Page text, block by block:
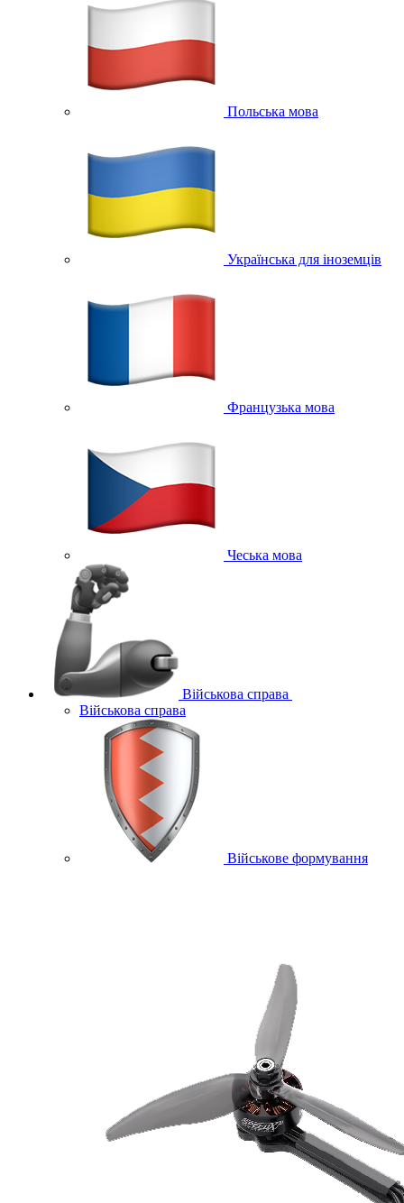
Польська мова
Українська для іноземців
Французька мова
Чеська мова
Військова справа
Військова справа
Військове формування